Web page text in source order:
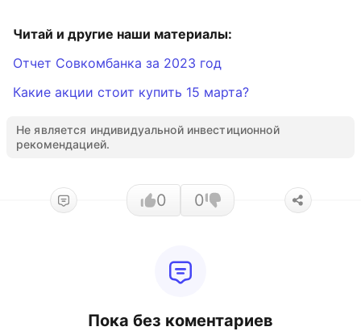
Читай и другие наши материалы:
Отчет Совкомбанка за 2023 год
Какие акции стоит купить 15 марта?
Не является индивидуальной инвестиционной
рекомендацией.
0 0
Пока без коментариев